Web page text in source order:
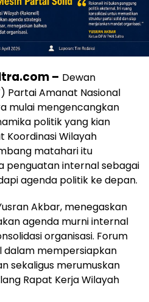
– Dewan
Partai Amanat Nasional
mulai mengencangkan
politik yang kian
Koordinasi Wilayah
matahari itu
penguatan internal sebagai
agenda politik ke depan.
Akbar, menegaskan
agenda murni internal
organisasi. Forum
dalam mempersiapkan
sekaligus merumuskan
Rapat Kerja Wilayah